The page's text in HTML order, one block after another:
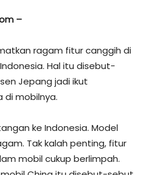
–
ragam fitur canggih di
Hal itu disebut-
Jepang jadi ikut
di mobilnya.
ke Indonesia. Model
Tak kalah penting, fitur
mobil cukup berlimpah.